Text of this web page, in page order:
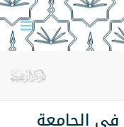
في الجامعة